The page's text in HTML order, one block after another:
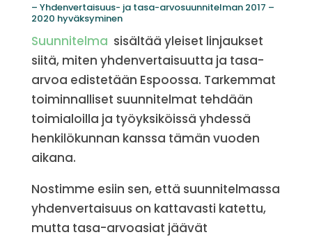
– Yhdenvertaisuus- ja tasa-arvosuunnitelman 2017 –
2020 hyväksyminen
Suunnitelma sisältää yleiset linjaukset
siitä, miten yhdenvertaisuutta ja tasa-
arvoa edistetään Espoossa. Tarkemmat
toiminnalliset suunnitelmat tehdään
toimialoilla ja työyksiköissä yhdessä
henkilökunnan kanssa tämän vuoden
aikana.
Nostimme esiin sen, että suunnitelmassa
yhdenvertaisuus on kattavasti katettu,
mutta tasa-arvoasiat jäävät